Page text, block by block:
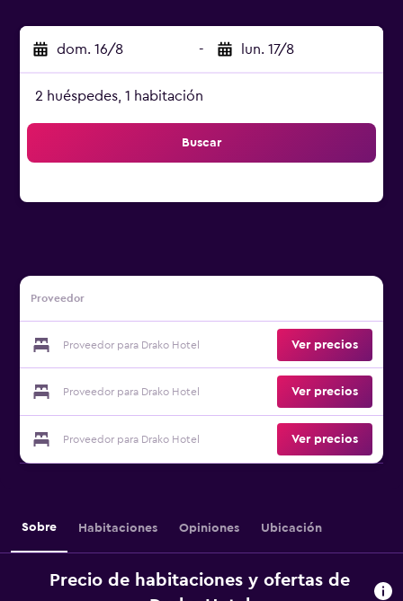
dom. 16/8 - lun. 17/8
2 huéspedes, 1 habitación
Buscar
Proveedor
Proveedor para Drako Hotel Ver precios
Proveedor para Drako Hotel Ver precios
Proveedor para Drako Hotel Ver precios
Sobre Habitaciones Opiniones Ubicación
Precio de habitaciones y ofertas de